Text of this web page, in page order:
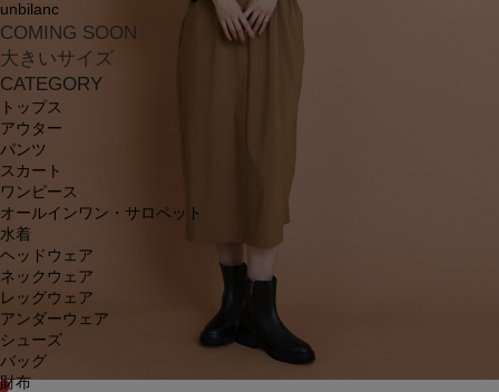
unbilanc
COMING SOON
大きいサイズ
CATEGORY
トップス
アウター
パンツ
スカート
ワンピース
オールインワン・サロペット
水着
ヘッドウェア
ネックウェア
レッグウェア
アンダーウェア
シューズ
バッグ
財布